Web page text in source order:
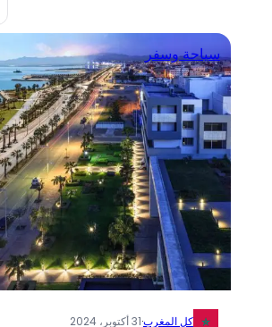
سياحة وسفر
كل المغرب·31 أكتوبر، 2024